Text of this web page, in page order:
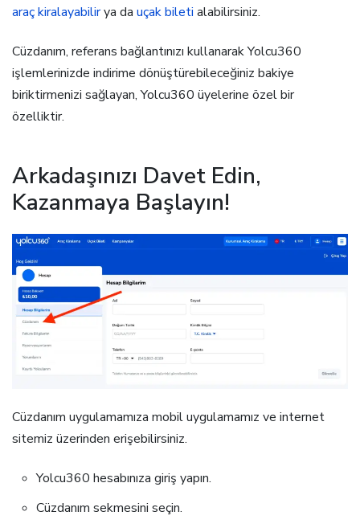
araç kiralayabilirya da uçak bileti alabilirsiniz.
Cüzdanım, referans bağlantınızı kullanarak Yolcu360
işlemlerinizde indirime dönüştürebileceğiniz bakiye
biriktirmenizi sağlayan, Yolcu360 üyelerine özel bir
özelliktir.
Arkadaşınızı Davet Edin,
Kazanmaya Başlayın!
Cüzdanım uygulamamıza mobil uygulamamız ve internet
sitemiz üzerinden erişebilirsiniz.
Yolcu360 hesabınıza giriş yapın.
Cüzdanım sekmesini seçin.